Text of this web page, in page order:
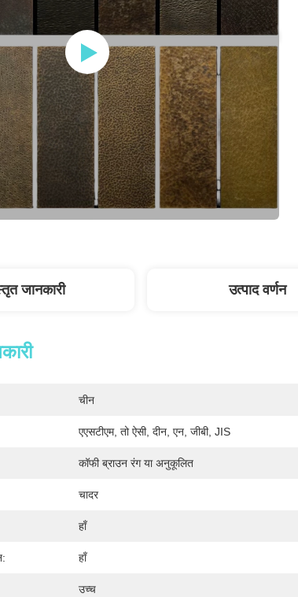
जानकारी उत्पाद वर्णन
चीन
एएसटीएम, तो ऐसी, दीन, एन, जीबी, JIS
कॉफी ब्राउन रंग या अनुकूलित
चादर
हाँ
हाँ
उच्च